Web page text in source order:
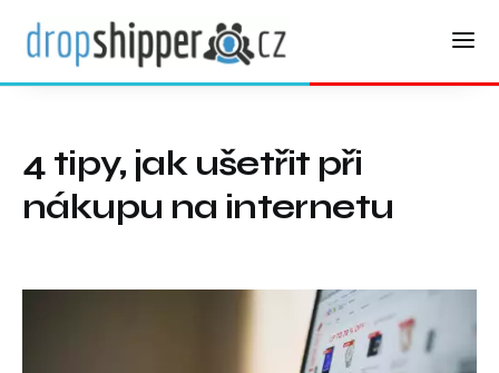
4 tipy, jak ušetřit při
nákupu na internetu